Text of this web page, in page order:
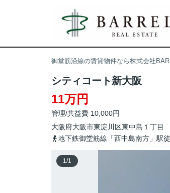
御堂筋沿線の賃貸物件なら株式会社
シティコート新大阪
11万円
管理/共益費 10,000円
大阪府大阪市東淀川区東中島 １丁目
地下鉄御堂筋線「西中島南方」駅
1/1